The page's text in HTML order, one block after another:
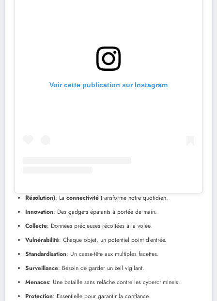
Voir cette publication sur Instagram
Résolution): La connectivité transforme notre quotidien.
Innovation: Des gadgets épatants à portée de main.
Collecte: Données précieuses récoltées à la volée.
Vulnérabilité: Chaque objet, un potentiel point d’entrée.
Standardisation: Un casse-tête aux multiples facettes.
Surveillance: Besoin de garder un œil vigilant.
Menaces: Une bataille sans relâche contre les cybercriminels.
Protection: Essentielle pour garantir la confiance.